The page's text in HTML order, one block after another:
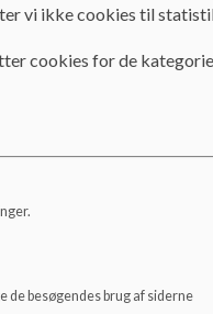
den længere og mere
afsæt i lærere og
eleven vurderes rent
Det er således
omfang ikke deltager i
givet fald mest
omfang.
hænger sammen med
elev. Det kan
Det vil dog i
vi ikke cookies til
cookies for de
de besøgendes brug af siderne